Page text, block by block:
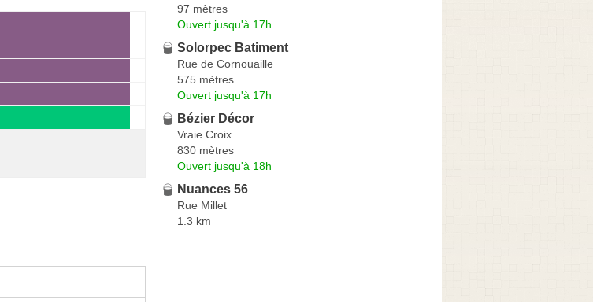
97 mètres
Ouvert jusqu'à 17h
Solorpec Batiment
Rue de Cornouaille
575 mètres
Ouvert jusqu'à 17h
Bézier Décor
Vraie Croix
830 mètres
Ouvert jusqu'à 18h
Nuances 56
Rue Millet
1.3 km